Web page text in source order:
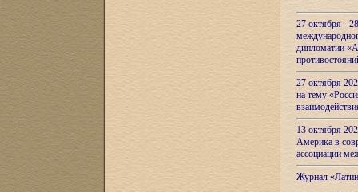
27 октября -
дипломатии
27 октября
на тему
13 октября
Америка в
ассоциации
Журнал